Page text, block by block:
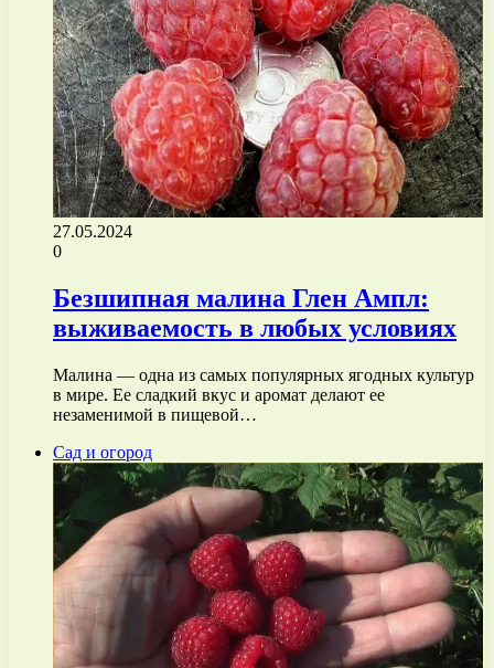
27.05.2024
0
Безшипная малина Глен Ампл:
выживаемость в любых условиях
Малина — одна из самых популярных ягодных культур
в мире. Ее сладкий вкус и аромат делают ее
незаменимой в пищевой…
Сад и огород